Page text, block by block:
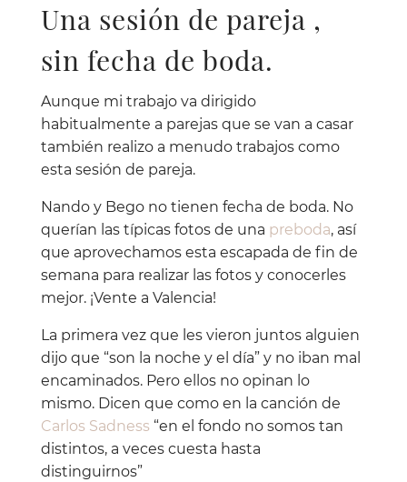
Una sesión de pareja ,
sin fecha de boda.
Aunque mi trabajo va dirigido
habitualmente a parejas que se van a casar
también realizo a menudo trabajos como
esta sesión de pareja.
Nando y Bego no tienen fecha de boda. No
querían las típicas fotos de una preboda, así
que aprovechamos esta escapada de fin de
semana para realizar las fotos y conocerles
mejor. ¡Vente a Valencia!
La primera vez que les vieron juntos alguien
dijo que “son la noche y el día” y no iban mal
encaminados. Pero ellos no opinan lo
mismo. Dicen que como en la canción de
Carlos Sadness “en el fondo no somos tan
distintos, a veces cuesta hasta
distinguirnos”